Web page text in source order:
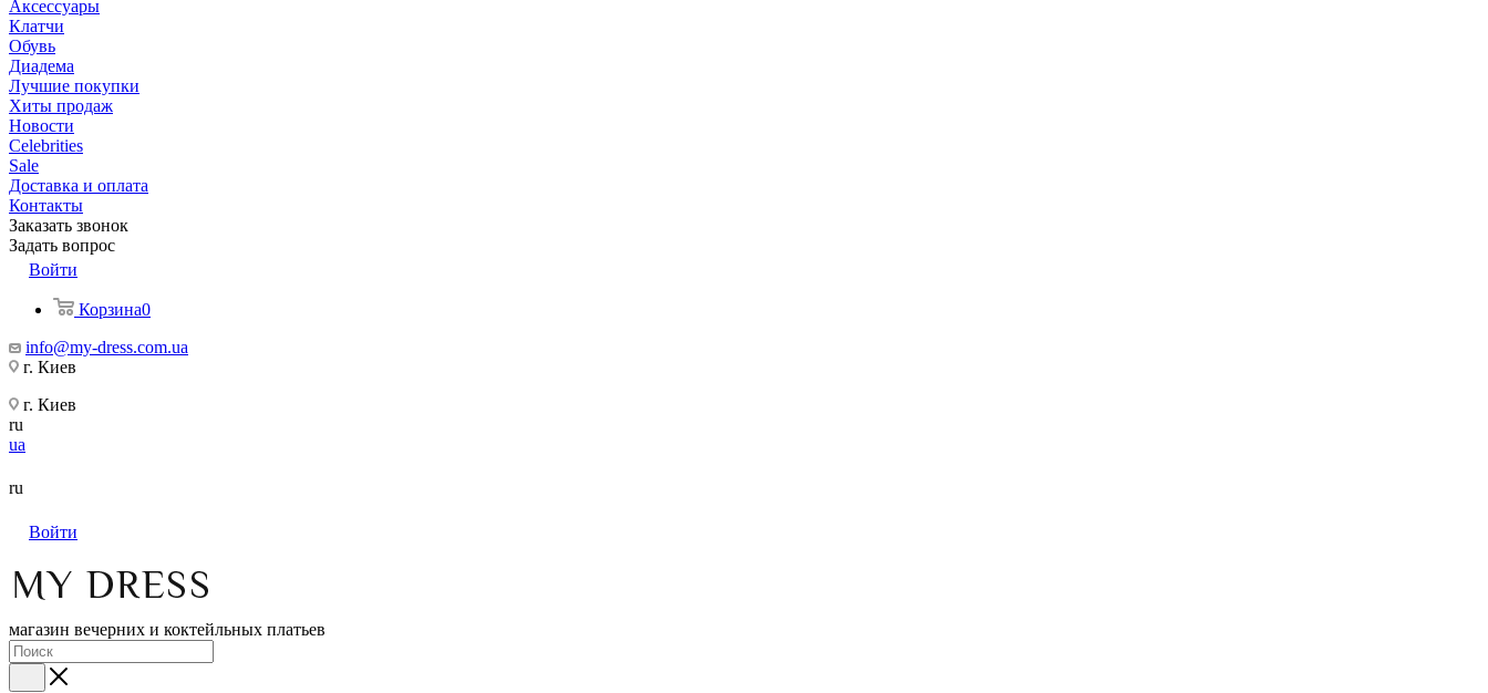
Аксессуары
Клатчи
Обувь
Диадема
Лучшие покупки
Хиты продаж
Новости
Celebrities
Sale
Доставка и оплата
Контакты
Заказать звонок
Задать вопрос
Войти
Корзина0
info@my-dress.com.ua
г. Киев
г. Киев
ru
ua
ru
Войти
магазин вечерних и коктейльных платьев